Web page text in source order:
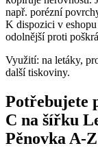
např. porézní
K dispozici v
odolnější proti
Využití: na letáky,
další tiskoviny.
Potřebujete
C na šířku
Pěnovka A-